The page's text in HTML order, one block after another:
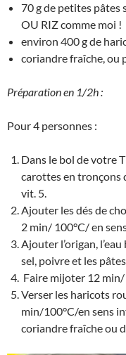
70 gde petites pâtes
OU RIZ comme moi !
environ 400 gde
coriandre fraîche, ou
Préparation en 1/2h :
Pour 4 personnes :
Dans le bol de votre
carottes en tronçons
vit. 5.
Ajouter les dés de
2 min/ 100°C/ en
Ajouter l’origan,
sel, poivre et les
Faire mijoter 12 min/
Verser les haricots
min/100°C/en sens
coriandre fraîche ou